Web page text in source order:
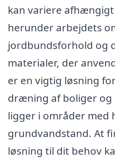
kan variere
herunder arbejdets
jordbundsforhold og
materialer, der
er en vigtig løsning
dræning af boliger og
ligger i områder med
grundvandstand. At
løsning til dit behov